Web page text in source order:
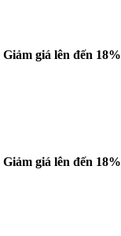
Giảm giá lên đến 18%
Giảm giá lên đến 18%